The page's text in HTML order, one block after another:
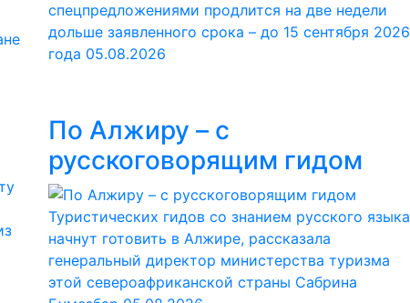
спецпредложениями продлится на две недели
дольше заявленного срока – до 15 сентября 2026
года 05.08.2026
По Алжиру – с
русскоговорящим гидом
Туристических гидов со знанием русского языка
начнут готовить в Алжире, рассказала
генеральный директор министерства туризма
этой североафриканской страны Сабрина